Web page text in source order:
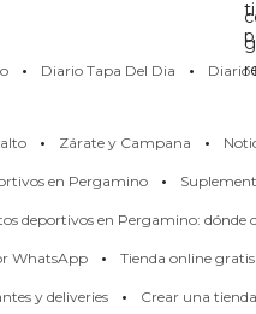
· Diario Tapa Del Dia · Diario
· Zárate y Campana ·
en Pergamino ·
deportivos en Pergamino:
WhatsApp · Tienda online
y deliveries · Crear una